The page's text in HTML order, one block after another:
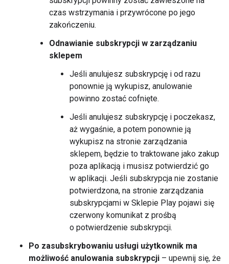
czas wstrzymania i przywrócone po jego
zakończeniu.
Odnawianie subskrypcji w zarządzaniu
sklepem
Jeśli anulujesz subskrypcję i od razu
ponownie ją wykupisz, anulowanie
powinno zostać cofnięte.
Jeśli anulujesz subskrypcję i poczekasz,
aż wygaśnie, a potem ponownie ją
wykupisz na stronie zarządzania
sklepem, będzie to traktowane jako zakup
poza aplikacją i musisz potwierdzić go
w aplikacji. Jeśli subskrypcja nie zostanie
potwierdzona, na stronie zarządzania
subskrypcjami w Sklepie Play pojawi się
czerwony komunikat z prośbą
o potwierdzenie subskrypcji.
Po zasubskrybowaniu usługi użytkownik ma
możliwość anulowania subskrypcji – upewnij się, że